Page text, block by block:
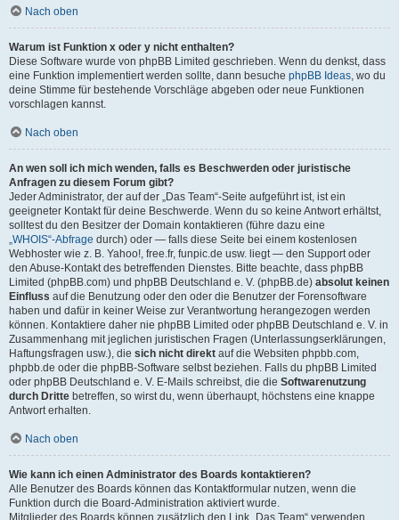
Nach oben
Warum ist Funktion x oder y nicht enthalten?
Diese Software wurde von phpBB Limited geschrieben. Wenn du denkst, dass
eine Funktion implementiert werden sollte, dann besuche phpBB Ideas, wo du
deine Stimme für bestehende Vorschläge abgeben oder neue Funktionen
vorschlagen kannst.
Nach oben
An wen soll ich mich wenden, falls es Beschwerden oder juristische
Anfragen zu diesem Forum gibt?
Jeder Administrator, der auf der „Das Team“-Seite aufgeführt ist, ist ein
geeigneter Kontakt für deine Beschwerde. Wenn du so keine Antwort erhältst,
solltest du den Besitzer der Domain kontaktieren (führe dazu eine
„WHOIS“-Abfrage durch) oder — falls diese Seite bei einem kostenlosen
Webhoster wie z. B. Yahoo!, free.fr, funpic.de usw. liegt — den Support oder
den Abuse-Kontakt des betreffenden Dienstes. Bitte beachte, dass phpBB
Limited (phpBB.com) und phpBB Deutschland e. V. (phpBB.de) absolut keinen
Einfluss auf die Benutzung oder den oder die Benutzer der Forensoftware
haben und dafür in keiner Weise zur Verantwortung herangezogen werden
können. Kontaktiere daher nie phpBB Limited oder phpBB Deutschland e. V. in
Zusammenhang mit jeglichen juristischen Fragen (Unterlassungserklärungen,
Haftungsfragen usw.), die sich nicht direkt auf die Websiten phpbb.com,
phpbb.de oder die phpBB-Software selbst beziehen. Falls du phpBB Limited
oder phpBB Deutschland e. V. E-Mails schreibst, die die Softwarenutzung
durch Dritte betreffen, so wirst du, wenn überhaupt, höchstens eine knappe
Antwort erhalten.
Nach oben
Wie kann ich einen Administrator des Boards kontaktieren?
Alle Benutzer des Boards können das Kontaktformular nutzen, wenn die
Funktion durch die Board-Administration aktiviert wurde.
Mitglieder des Boards können zusätzlich den Link „Das Team“ verwenden.